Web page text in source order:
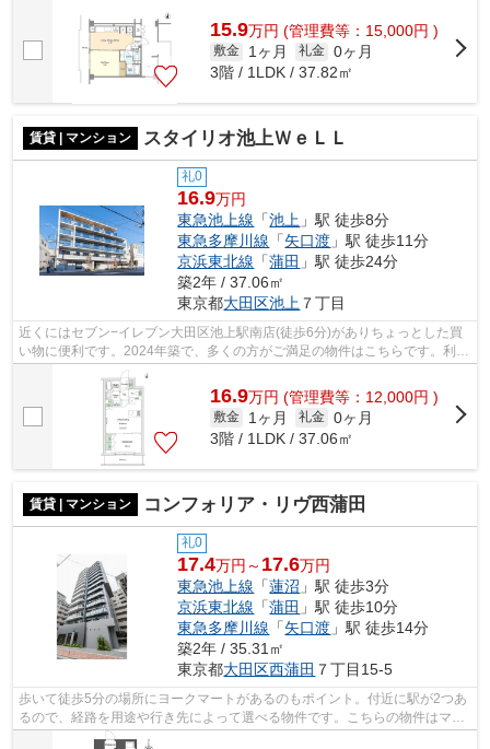
15.9万円 (管理費等：15,000円 )
敷金 1ヶ月 礼金 0ヶ月
3階 / 1LDK / 37.82㎡
賃貸 | マンション スタイリオ池上ＷｅＬＬ
礼0
16.9万円
東急池上線 「池上 」駅 徒歩8分
東急多摩川線 「矢口渡 」駅 徒歩11分
京浜東北線 「蒲田 」駅 徒歩24分
築2年 / 37.06㎡
東京都大田区池上 ７丁目
近くにはセブン−イレブン大田区池上駅南店(徒歩6分)がありちょっとした買
い物に便利です。2024年築で、多くの方がご満足の物件はこちらです。利用
可能な駅が2駅あり、利便性の高い物件...
16.9万円 (管理費等：12,000円 )
敷金 1ヶ月 礼金 0ヶ月
3階 / 1LDK / 37.06㎡
賃貸 | マンション コンフォリア・リヴ西蒲田
礼0
17.4万円～ 17.6万円
東急池上線 「蓮沼 」駅 徒歩3分
京浜東北線 「蒲田 」駅 徒歩10分
東急多摩川線 「矢口渡 」駅 徒歩14分
築2年 / 35.31㎡
東京都大田区西蒲田 ７丁目15-5
歩いて徒歩5分の場所にヨークマートがあるのもポイント。付近に駅が2つあ
るので、経路を用途や行き先によって選べる物件です。こちらの物件はマン
ションです。共用部にはエレベータ・...